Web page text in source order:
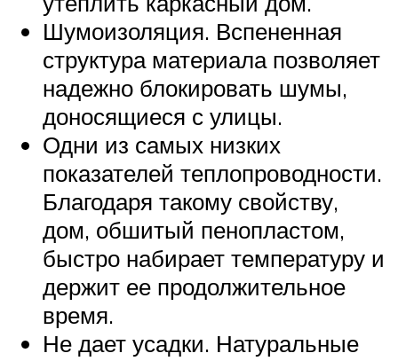
Шумоизоляция. Вспененная
структура материала позволяет
надежно блокировать шумы,
доносящиеся с улицы.
Одни из самых низких
показателей теплопроводности.
Благодаря такому свойству,
дом, обшитый пенопластом,
быстро набирает температуру и
держит ее продолжительное
время.
Не дает усадки. Натуральные